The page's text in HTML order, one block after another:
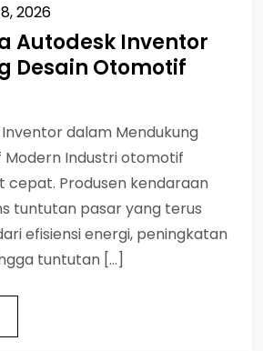
2026
Autodesk Inventor
Desain Otomotif
dalam Mendukung
Modern Industri otomotif
cepat. Produsen kendaraan
tuntutan pasar yang terus
efisiensi energi, peningkatan
tuntutan […]